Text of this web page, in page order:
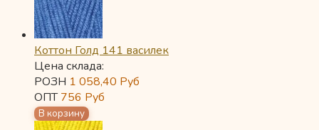
Коттон Голд 141 василек
Цена склада:
РОЗН 1 058,40 Руб
ОПТ756 Руб